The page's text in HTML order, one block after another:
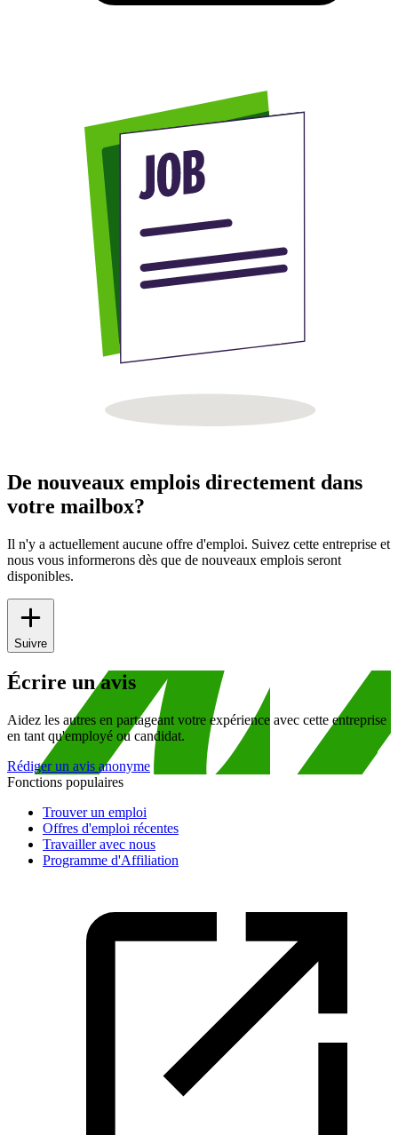
De nouveaux emplois directement dans
votre mailbox?
Il n'y a actuellement aucune offre d'emploi. Suivez cette entreprise et
nous vous informerons dès que de nouveaux emplois seront
disponibles.
Suivre
Écrire un avis
Aidez les autres en partageant votre expérience avec cette entreprise
en tant qu'employé ou candidat.
Rédiger un avis anonyme
Fonctions populaires
Trouver un emploi
Offres d'emploi récentes
Travailler avec nous
Programme d'Affiliation